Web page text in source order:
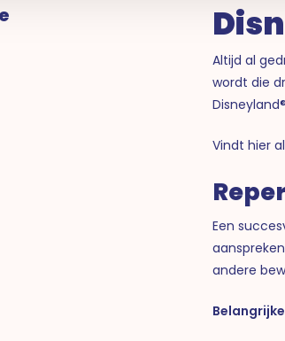
Altijd al
wordt die
Vindt hier
Een
andere